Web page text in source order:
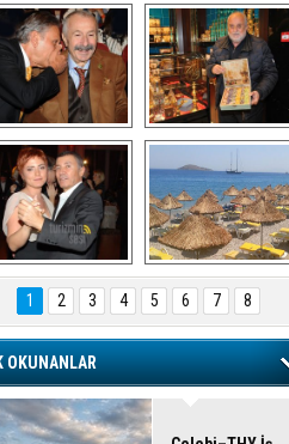
ULUSOY ve
BAĞLIKAYA
Avni Ongurlar ile
DEDEMAN
TATİL
1
2 3 4 5 6 7 8
OKUNANLAR